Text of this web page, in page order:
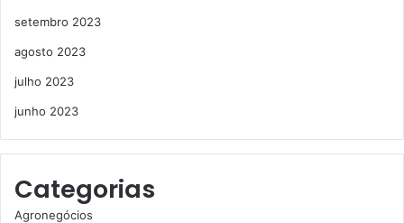
setembro 2023
agosto 2023
julho 2023
junho 2023
Categorias
Agronegócios